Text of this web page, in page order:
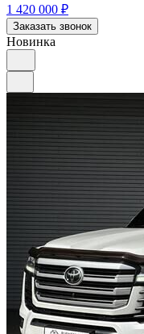
1 420 000 ₽
Заказать звонок
Новинка